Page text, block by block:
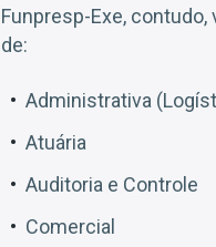
Funpresp-Exe,
de:
Administrativa
Atuária
Auditoria e Controle
Comercial